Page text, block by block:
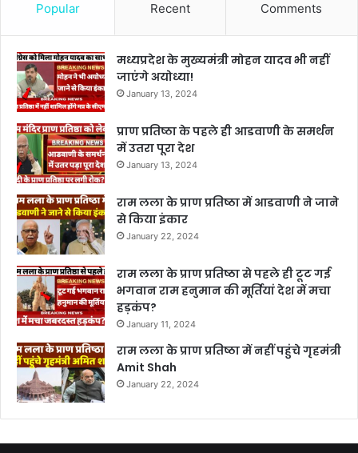
Popular Recent Comments
मध्यप्रदेश के मुख्यमंत्री मोहन यादव भी नहीं
जाएंगे अयोध्या!
January 13, 2024
प्राण प्रतिष्ठा के पहले ही आडवाणी के समर्थन
में उतरा पूरा देश
January 13, 2024
राम लला के प्राण प्रतिष्ठा में आडवाणी ने जाने
से किया इंकार
January 22, 2024
राम लला के प्राण प्रतिष्ठा से पहले ही टूट गई
भगवान राम हनुमान की मूर्तियां देश में मचा
हड़कंप?
January 11, 2024
राम लला के प्राण प्रतिष्ठा में नहीं पहुंचे गृहमंत्री
Amit Shah
January 22, 2024